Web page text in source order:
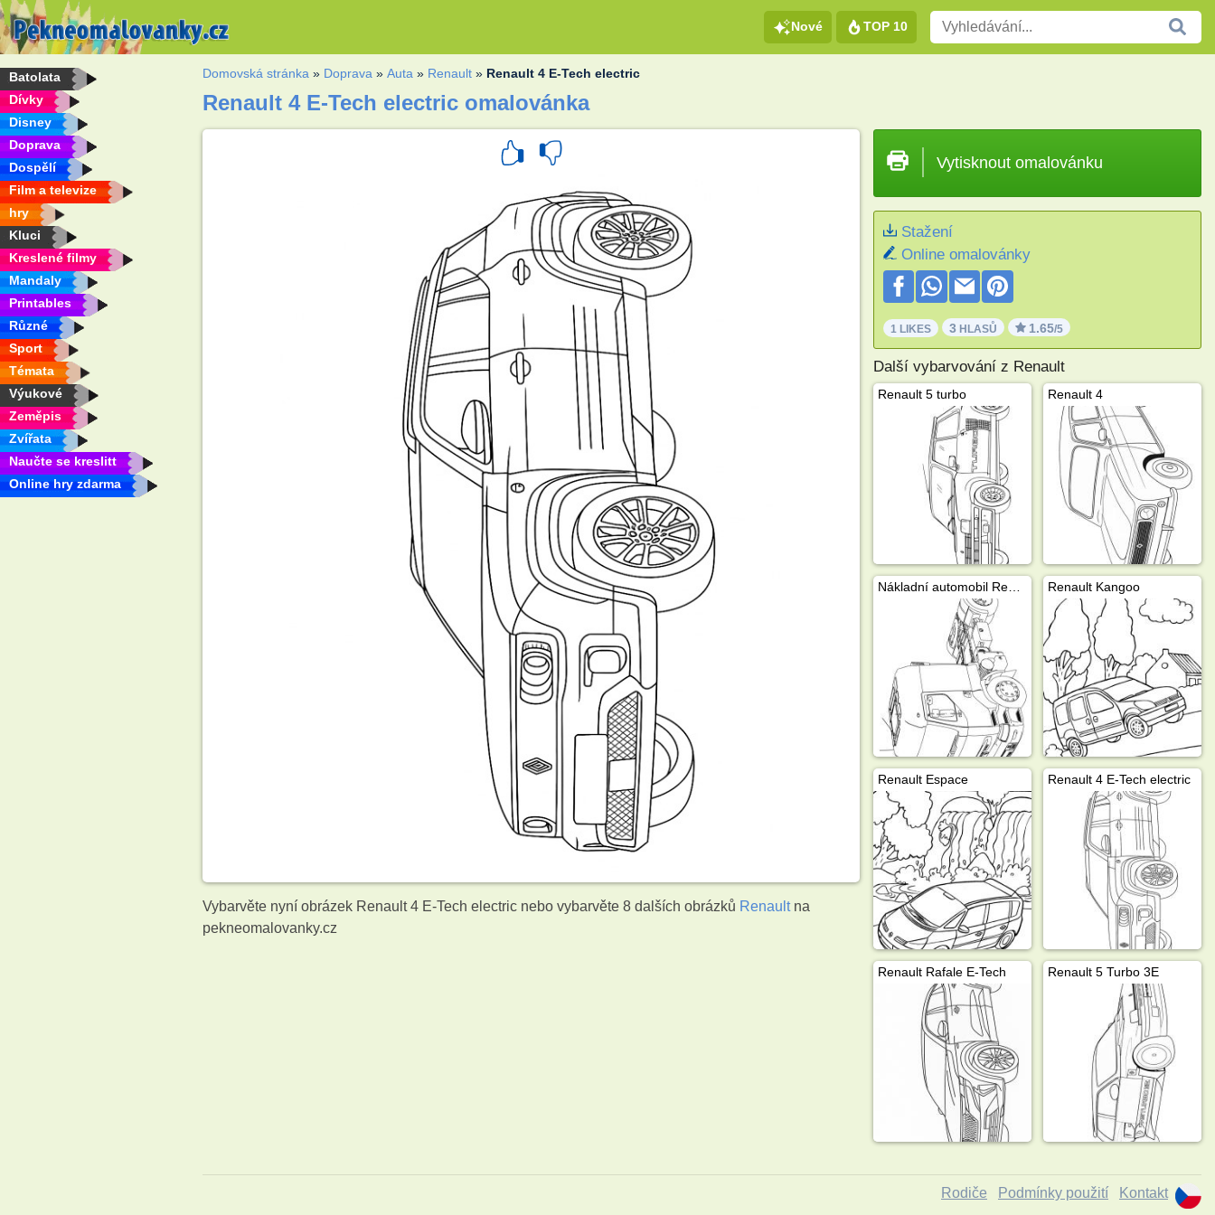
Nové TOP 10
Batolata
Dívky
Disney
Doprava
Dospělí
Film a televize
hry
Kluci
Kreslené filmy
Mandaly
Printables
Různé
Sport
Témata
Výukové
Zeměpis
Zvířata
Naučte se kreslitt
Online hry zdarma
Domovská stránka » Doprava »Auta » Renault » Renault 4 E-Tech electric
Renault 4 E-Tech electric omalovánka
Vybarvěte nyní obrázek Renault 4 E-Tech electric nebo vybarvěte 8 dalších obrázků Renaultna
pekneomalovanky.cz
Vytisknout omalovánku
Stažení
Online omalovánky
1 LIKES 3 HLASŮ 1.65/5
Další vybarvování z Renault
Renault 5 turbo Renault 4
Nákladní automobil Renault Renault Kangoo
Renault Espace Renault 4 E-Tech electric
Renault Rafale E-Tech Renault 5 Turbo 3E
Rodiče Podmínky použití Kontakt